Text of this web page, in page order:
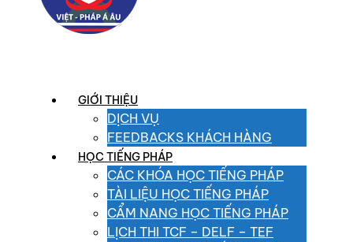
GIỚI THIỆU
DỊCH VỤ
FEEDBACKS KHÁCH HÀNG
HỌC TIẾNG PHÁP
CÁC KHÓA HỌC TIẾNG PHÁP
TÀI LIỆU HỌC TIẾNG PHÁP
CẨM NANG HỌC TIẾNG PHÁP
LỊCH THI TCF – DELF – TEF